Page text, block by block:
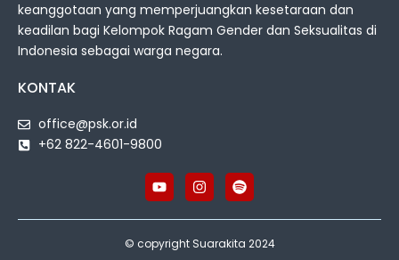
keanggotaan yang memperjuangkan kesetaraan dan
keadilan bagi Kelompok Ragam Gender dan Seksualitas di
Indonesia sebagai warga negara.
KONTAK
office@psk.or.id
+62 822-4601-9800
© copyright Suarakita 2024